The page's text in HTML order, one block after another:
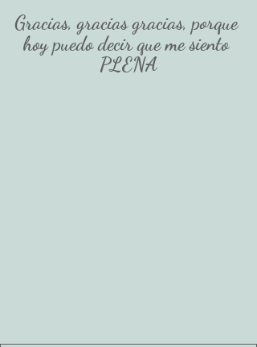
Gracias, gracias gracias, porque
hoy puedo decir que me siento
PLENA